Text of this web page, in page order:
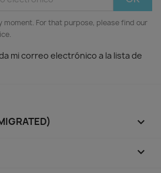
moment. For that purpose, please find our
mi correo electrónico a la lista de

